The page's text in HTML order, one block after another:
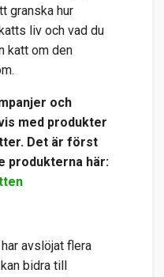
granska hur
liv och vad du
katt om den
och
med produkter
Det är först
produkterna här:
avslöjat flera
bidra till